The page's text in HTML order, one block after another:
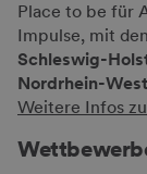
Place to be für
Impulse, mit
Schleswig-
Nordrhein-
Weitere Infos